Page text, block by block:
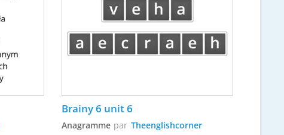
Brainy 6 unit 6
Anagramme par Theenglishcorner